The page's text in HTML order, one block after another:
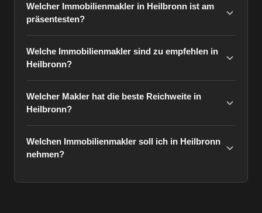
Welcher Immobilienmakler in Heilbronn ist am
präsentesten?
Welche Immobilienmakler sind zu empfehlen in
Heilbronn?
Welcher Makler hat die beste Reichweite in
Heilbronn?
Welchen Immobilienmakler soll ich in Heilbronn
nehmen?